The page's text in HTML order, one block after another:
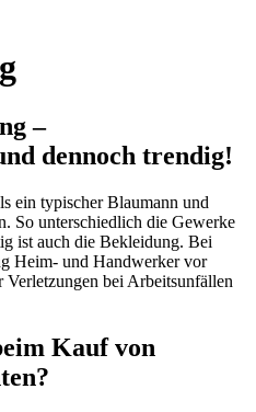
–
dennoch trendig!
ein typischer Blaumann und
So unterschiedlich die Gewerke
ist auch die Bekleidung. Bei
Heim- und Handwerker vor
bei Arbeitsunfällen
Kauf von